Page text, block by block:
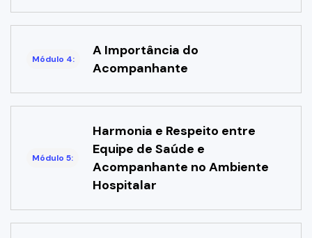
Módulo 4:
A Importância do
Acompanhante
Módulo 5:
Harmonia e Respeito entre
Equipe de Saúde e
Acompanhante no Ambiente
Hospitalar